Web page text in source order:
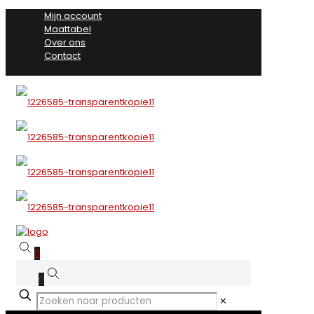
Mijn account
Maattabel
Over ons
Contact
0
0
✕